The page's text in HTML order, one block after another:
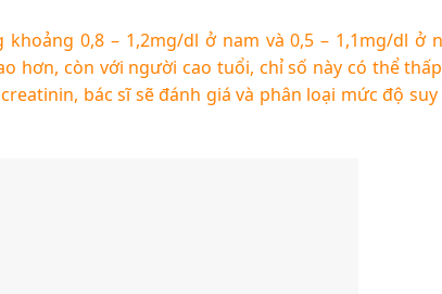
0,8 – 1,2mg/dl ở nam và 0,5 – 1,1mg/dl ở
hơn, còn với người cao tuổi, chỉ số này có thể
bác sĩ sẽ đánh giá và phân loại mức độ